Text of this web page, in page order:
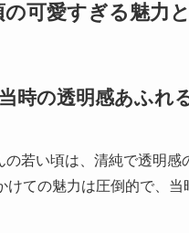
の可愛すぎる魅力
時の透明感あふれ
の若い頃は、清純で透明
けての魅力は圧倒的で、